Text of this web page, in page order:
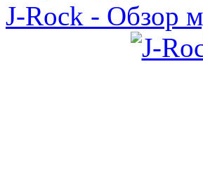
J-Rock - Обзор